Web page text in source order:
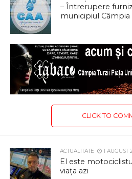
– Întrerupere
municipiul Câmpia
CLICK TO
ACTUALITATE 1 AUGUST
El este
viața azi